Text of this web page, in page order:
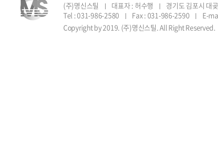
(주)명신스틸
대표자 : 허수행
경기도 김포시 대
Tel : 031-986-2580
Fax : 031-986-2590
E-
Copyright by 2019. (주)명신스틸. All Right Reserved.